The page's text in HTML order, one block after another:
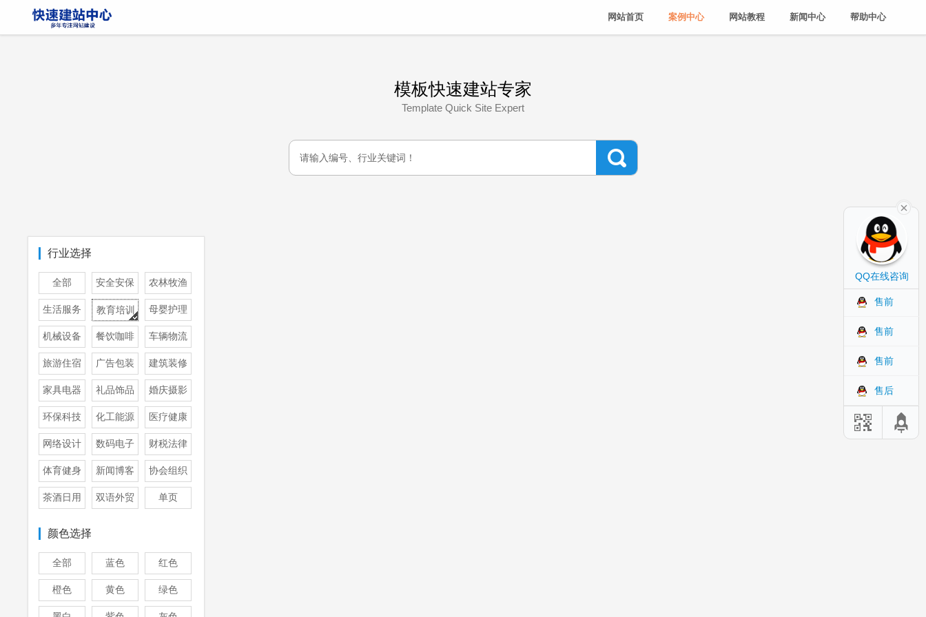
网站首页 案例中心 网站教程 新闻中心 帮助中心
模板快速建站专家
Template Quick Site Expert
行业选择
全部 安全安保 农林牧渔
生活服务 教育培训 母婴护理
机械设备 餐饮咖啡 车辆物流
旅游住宿 广告包装 建筑装修
家具电器 礼品饰品 婚庆摄影
环保科技 化工能源 医疗健康
网络设计 数码电子 财税法律
体育健身 新闻博客 协会组织
茶酒日用 双语外贸 单页
颜色选择
全部 蓝色 红色
橙色 黄色 绿色
QQ在线咨询
售前
售前
售前
售后